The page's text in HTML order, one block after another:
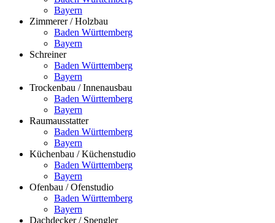
Bayern
Zimmerer / Holzbau
Baden Württemberg
Bayern
Schreiner
Baden Württemberg
Bayern
Trockenbau / Innenausbau
Baden Württemberg
Bayern
Raumausstatter
Baden Württemberg
Bayern
Küchenbau / Küchenstudio
Baden Württemberg
Bayern
Ofenbau / Ofenstudio
Baden Württemberg
Bayern
Dachdecker / Spengler